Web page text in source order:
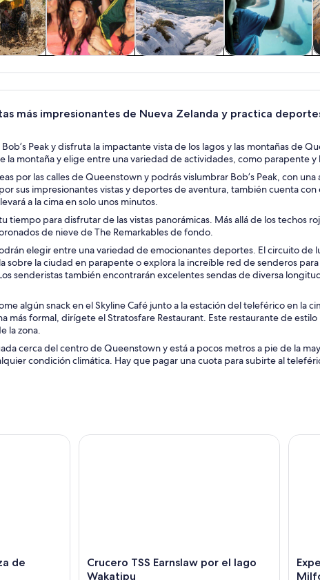
al
bebidas y vida
nocturna
personalizados
más impresionantes de Nueva Zelanda y practica
Peak y disfruta la impactante vista de los lagos y las montañas de
la montaña y elige entre una variedad de actividades, como parapente y
por las calles de Queenstown y podrás vislumbrar Bob’s Peak, con
sus impresionantes vistas y deportes de aventura, también cuenta
a la cima en solo unos minutos.
tiempo para disfrutar de las vistas panorámicas. Más allá de los techos
de nieve de The Remarkables de fondo.
elegir entre una variedad de emocionantes deportes. El circuito de
sobre la ciudad en parapente o explora la increíble red de senderos
senderistas también encontrarán excelentes sendas de diversa
algún snack en el Skyline Café junto a la estación del teleférico en la
más formal, dirígete el Stratosfare Restaurant. Este restaurante de
la zona.
cerca del centro de Queenstown y está a pocos metros a pie de la
condición climática. Hay que pagar una cuota para subirte al
de
Milford Sound
Crucero TSS Earnslaw por el lago
Wakatipu
Crucero TSS Earnslaw por el lago Wakatipu